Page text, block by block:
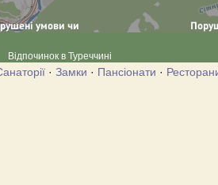
Відпочинок в Туреччині
· Замки · Пансіонати ·